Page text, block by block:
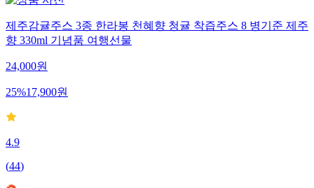
제주감귤주스 3종 한라봉 천혜향 청귤 착즙주스 8 병기준 제주
향 330ml 기념품 여행선물
24,000원
25%17,900원
4.9
(44)